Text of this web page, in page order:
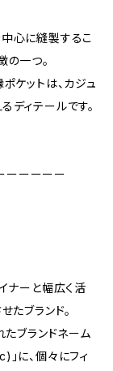
心に縫製するこ
の一つ。
ケットは、カジュ
ディテールです。
ーーーーー
ナーと幅広く活
ブランド。
ブランドネーム
」に、個々にフィ